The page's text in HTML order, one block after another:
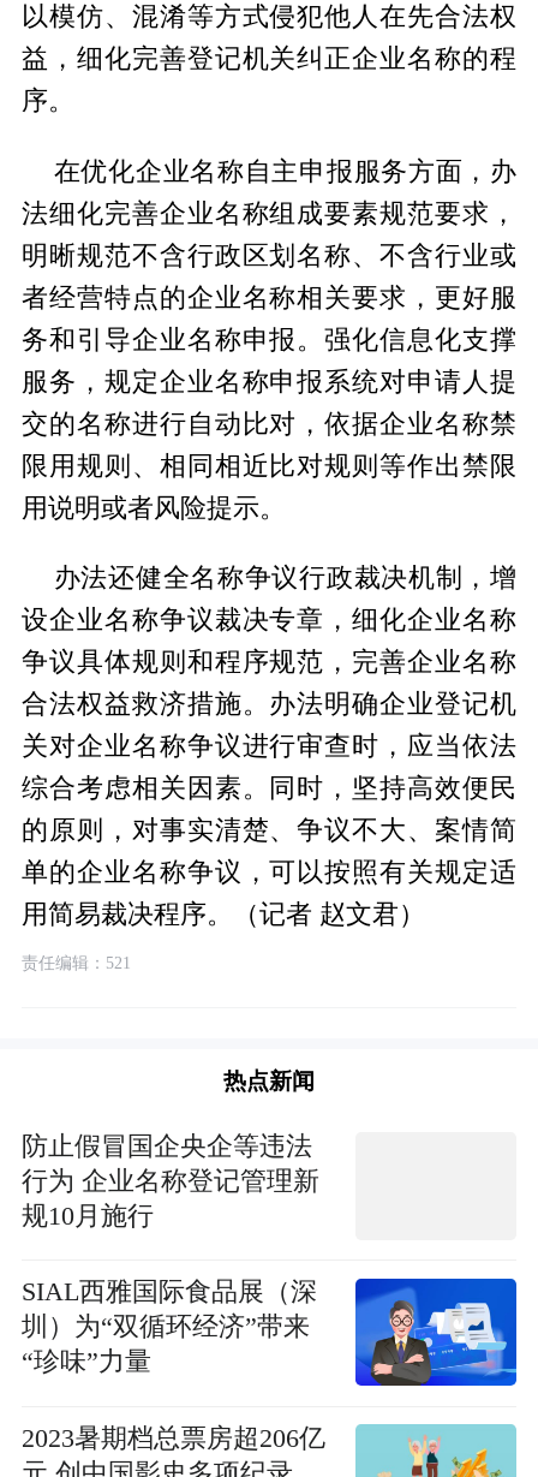
以模仿、混淆等方式侵犯他人在先合法权
益，细化完善登记机关纠正企业名称的程
序。
在优化企业名称自主申报服务方面，办
法细化完善企业名称组成要素规范要求，
明晰规范不含行政区划名称、不含行业或
者经营特点的企业名称相关要求，更好服
务和引导企业名称申报。强化信息化支撑
服务，规定企业名称申报系统对申请人提
交的名称进行自动比对，依据企业名称禁
限用规则、相同相近比对规则等作出禁限
用说明或者风险提示。
办法还健全名称争议行政裁决机制，增
设企业名称争议裁决专章，细化企业名称
争议具体规则和程序规范，完善企业名称
合法权益救济措施。办法明确企业登记机
关对企业名称争议进行审查时，应当依法
综合考虑相关因素。同时，坚持高效便民
的原则，对事实清楚、争议不大、案情简
单的企业名称争议，可以按照有关规定适
用简易裁决程序。（记者 赵文君）
责任编辑：521
热点新闻
防止假冒国企央企等违法
行为 企业名称登记管理新
规10月施行
SIAL西雅国际食品展（深
圳）为“双循环经济”带来
“珍味”力量
2023暑期档总票房超206亿